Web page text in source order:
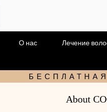
О нас Лечение
About